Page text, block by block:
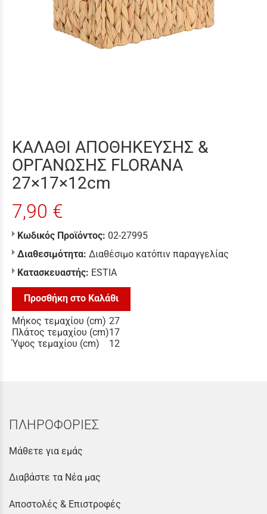
ΚΑΛΑΘΙ ΑΠΟΘΗΚΕΥΣΗΣ &
ΟΡΓΑΝΩΣΗΣ FLORANA
27×17×12cm
7,90 €
Κωδικός Προϊόντος: 02-27995
Διαθεσιμότητα: Διαθέσιμο κατόπιν παραγγελίας
Κατασκευαστής: ESTIA
Προσθήκη στο Καλάθι
Μήκος τεμαχίου (cm) 27
Πλάτος τεμαχίου (cm)17
Ύψος τεμαχίου (cm)
12
ΠΛΗΡΟΦΟΡΙΕΣ
Μάθετε για εμάς
Διαβάστε τα Νέα μας
Αποστολές & Επιστροφές